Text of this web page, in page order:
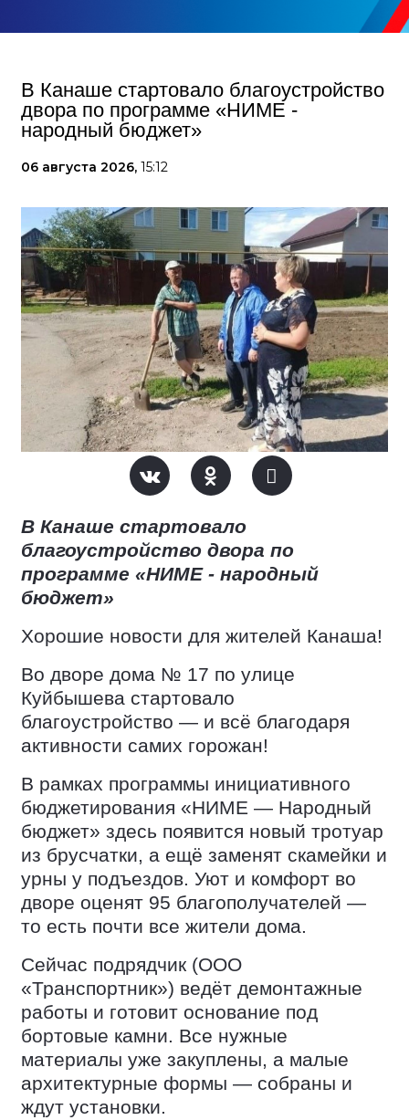
В Канаше стартовало благоустройство
двора по программе «НИМЕ -
народный бюджет»
06 августа 2026, 15:12
В Канаше стартовало
благоустройство двора по
программе «НИМЕ - народный
бюджет»
Хорошие новости для жителей Канаша!
Во дворе дома № 17 по улице
Куйбышева стартовало
благоустройство — и всё благодаря
активности самих горожан!
В рамках программы инициативного
бюджетирования «НИМЕ — Народный
бюджет» здесь появится новый тротуар
из брусчатки, а ещё заменят скамейки и
урны у подъездов. Уют и комфорт во
дворе оценят 95 благополучателей —
то есть почти все жители дома.
Сейчас подрядчик (ООО
«Транспортник») ведёт демонтажные
работы и готовит основание под
бортовые камни. Все нужные
материалы уже закуплены, а малые
архитектурные формы — собраны и
ждут установки.